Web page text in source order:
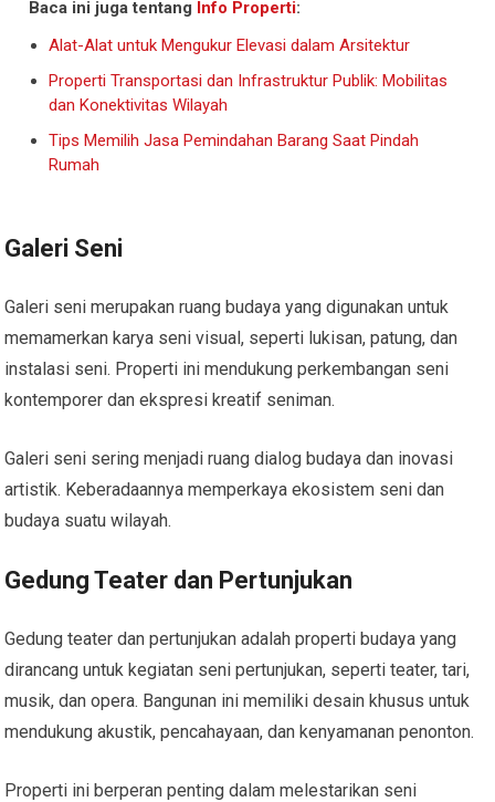
Baca ini juga tentang Info Properti:
Alat-Alat untuk Mengukur Elevasi dalam Arsitektur
Properti Transportasi dan Infrastruktur Publik: Mobilitas
dan Konektivitas Wilayah
Tips Memilih Jasa Pemindahan Barang Saat Pindah
Rumah
Galeri Seni
Galeri seni merupakan ruang budaya yang digunakan untuk
memamerkan karya seni visual, seperti lukisan, patung, dan
instalasi seni. Properti ini mendukung perkembangan seni
kontemporer dan ekspresi kreatif seniman.
Galeri seni sering menjadi ruang dialog budaya dan inovasi
artistik. Keberadaannya memperkaya ekosistem seni dan
budaya suatu wilayah.
Gedung Teater dan Pertunjukan
Gedung teater dan pertunjukan adalah properti budaya yang
dirancang untuk kegiatan seni pertunjukan, seperti teater, tari,
musik, dan opera. Bangunan ini memiliki desain khusus untuk
mendukung akustik, pencahayaan, dan kenyamanan penonton.
Properti ini berperan penting dalam melestarikan seni